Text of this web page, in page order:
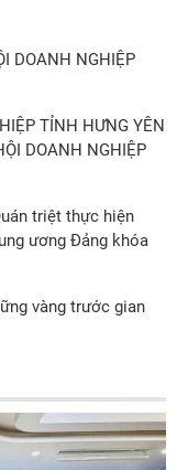
DOANH NGHIỆP
TỈNH HƯNG YÊN
DOANH NGHIỆP
triệt thực hiện
ương Đảng khóa
vàng trước gian